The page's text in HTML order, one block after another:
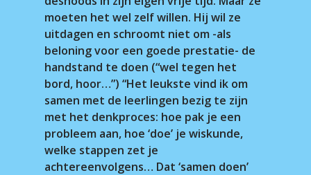
moeten het wel zelf willen. Hij wil ze
uitdagen en schroomt niet om -als
beloning voor een goede prestatie- de
handstand te doen (“wel tegen het
bord, hoor…”) “Het leukste vind ik om
samen met de leerlingen bezig te zijn
met het denkproces: hoe pak je een
probleem aan, hoe ‘doe’ je wiskunde,
welke stappen zet je
achtereenvolgens… Dat ‘samen doen’